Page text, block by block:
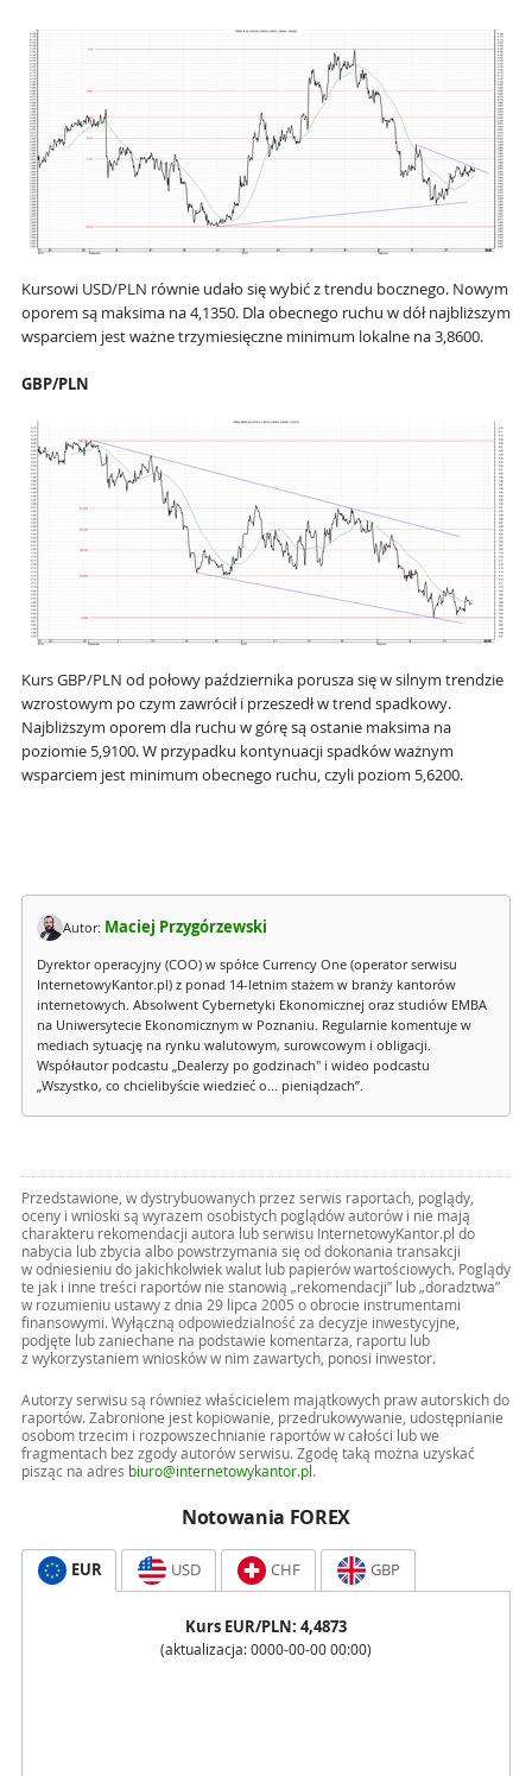
Kursowi USD/PLN równie udało się wybić z trendu bocznego. Nowym
oporem są maksima na 4,1350. Dla obecnego ruchu w dół najbliższym
wsparciem jest ważne trzymiesięczne minimum lokalne na 3,8600.
GBP/PLN
Kurs GBP/PLN od połowy października porusza się w silnym trendzie
wzrostowym po czym zawrócił i przeszedł w trend spadkowy.
Najbliższym oporem dla ruchu w górę są ostanie maksima na
poziomie 5,9100. W przypadku kontynuacji spadków ważnym
wsparciem jest minimum obecnego ruchu, czyli poziom 5,6200.
Autor: Maciej Przygórzewski
Dyrektor operacyjny (COO) w spółce Currency One (operator serwisu
InternetowyKantor.pl) z ponad 14-letnim stażem w branży kantorów
internetowych. Absolwent Cybernetyki Ekonomicznej oraz studiów EMBA
na Uniwersytecie Ekonomicznym w Poznaniu. Regularnie komentuje w
mediach sytuację na rynku walutowym, surowcowym i obligacji.
Współautor podcastu „Dealerzy po godzinach" i wideo podcastu
„Wszystko, co chcielibyście wiedzieć o... pieniądzach”.
Przedstawione, w dystrybuowanych przez serwis raportach, poglądy,
oceny i wnioski są wyrazem osobistych poglądów autorów i nie mają
charakteru rekomendacji autora lub serwisu InternetowyKantor.pl do
nabycia lub zbycia albo powstrzymania się od dokonania transakcji
w odniesieniu do jakichkolwiek walut lub papierów wartościowych. Poglądy
te jak i inne treści raportów nie stanowią „rekomendacji” lub „doradztwa”
w rozumieniu ustawy z dnia 29 lipca 2005 o obrocie instrumentami
finansowymi. Wyłączną odpowiedzialność za decyzje inwestycyjne,
podjęte lub zaniechane na podstawie komentarza, raportu lub
z wykorzystaniem wniosków w nim zawartych, ponosi inwestor.
Autorzy serwisu są również właścicielem majątkowych praw autorskich do
raportów. Zabronione jest kopiowanie, przedrukowywanie, udostępnianie
osobom trzecim i rozpowszechnianie raportów w całości lub we
fragmentach bez zgody autorów serwisu. Zgodę taką można uzyskać
pisząc na adres biuro@internetowykantor.pl .
Notowania FOREX
EUR USD CHF GBP
Kurs EUR/PLN: 4,4873
(aktualizacja: 0000-00-00 00:00)